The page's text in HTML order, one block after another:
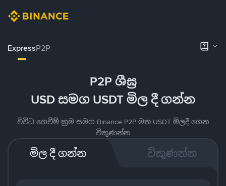
ExpressP2P
P2P ශීඝ්‍ර
USD සමග USDT මිල දී ගන්න
විවිධ ගෙවීම් ක්‍රම සමග Binance P2P මත USDT මිලදී ගෙන
විකුණන්න
මිල දී ගන්න විකුණන්න